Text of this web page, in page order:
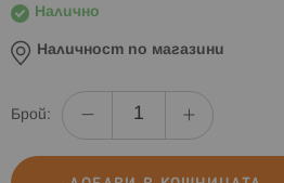
Налично
Наличност по магазини
Брой: